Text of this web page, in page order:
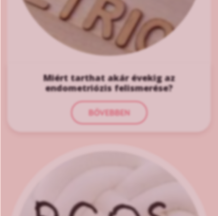
Miért tarthat akár évekig az
endometriózis felismerése?
BŐVEBBEN